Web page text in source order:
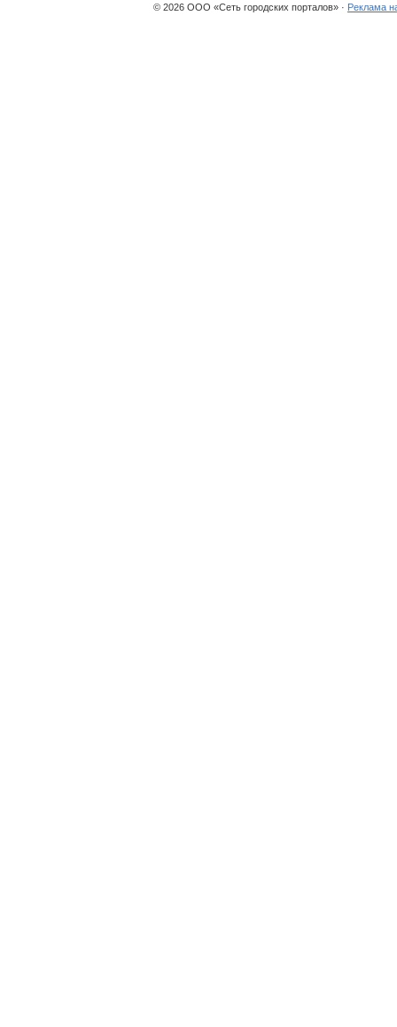
© 2026 ООО «Сеть городских порталов» · Реклама